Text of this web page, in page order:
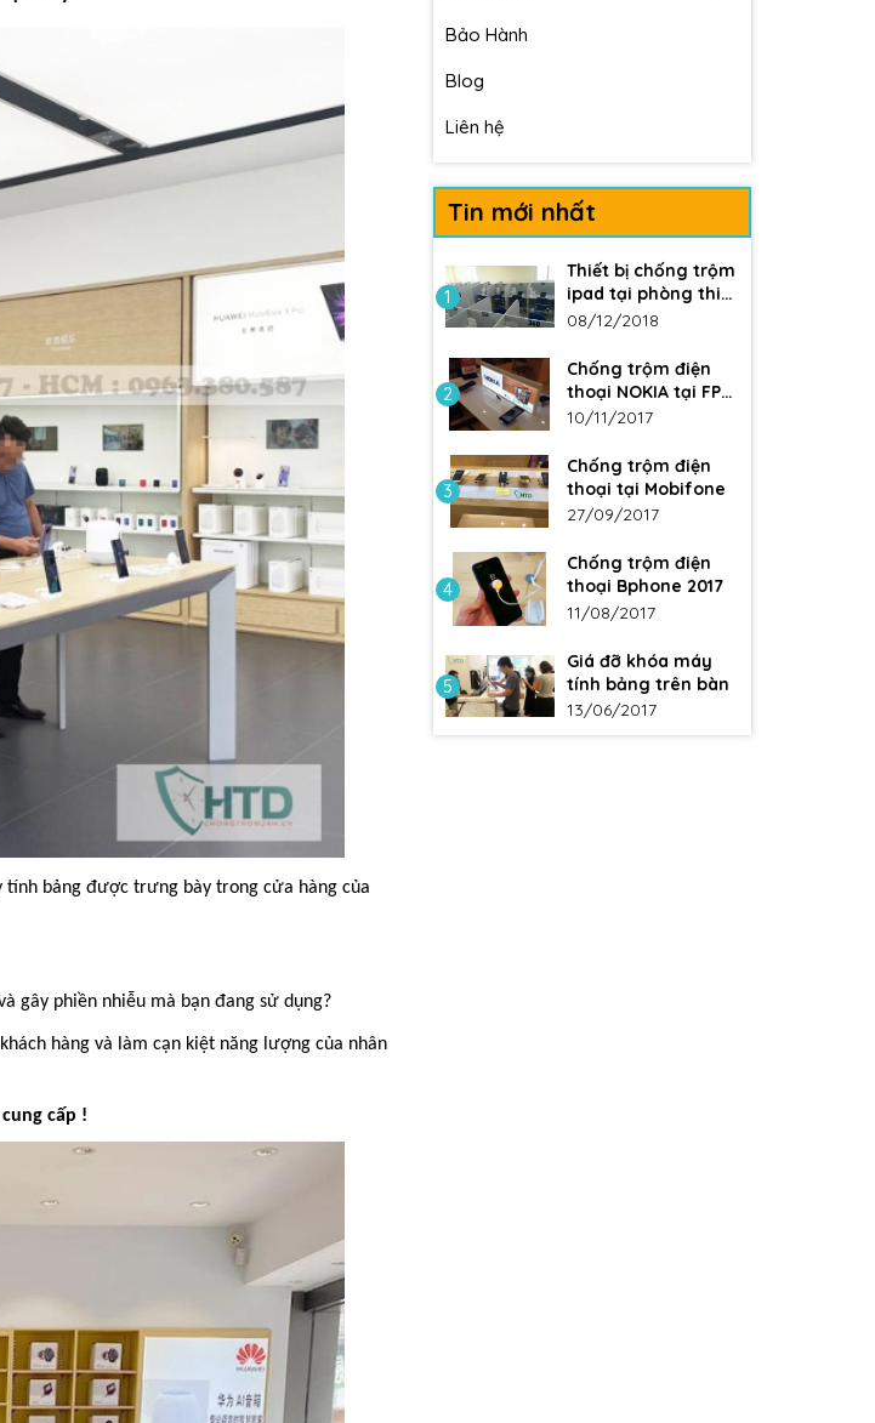
bảng được trưng bày trong cửa hàng của
gây phiền nhiễu mà bạn đang sử dụng?
hàng và làm cạn kiệt năng lượng của nhân
cấp !
Bảo Hành
Blog
Liên hệ
Tin mới nhất
1
Thiết bị chống trộm
ipad tại phòng thi
ĐH Y
08/12/2018
2
Chống trộm điện
thoại NOKIA tại FPT
Shop
10/11/2017
3
Chống trộm điện
thoại tại Mobifone
27/09/2017
4
Chống trộm điện
thoại Bphone 2017
11/08/2017
5
Giá đỡ khóa máy
tính bảng trên bàn
13/06/2017